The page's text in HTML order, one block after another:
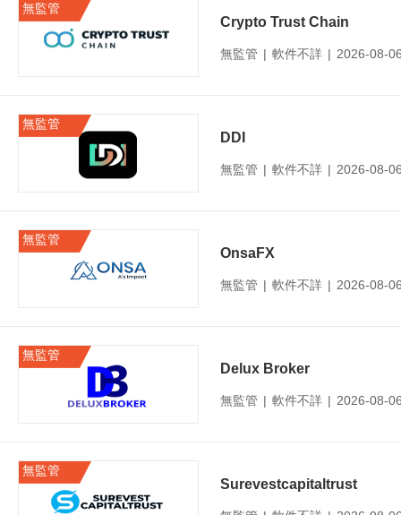
無監管
Crypto Trust Chain
無監管 | 軟件不詳 | 2026-08-
無監管
DDI
無監管 | 軟件不詳 | 2026-08-
無監管
OnsaFX
無監管 | 軟件不詳 | 2026-08-
無監管
Delux Broker
無監管 | 軟件不詳 | 2026-08-
無監管
Surevestcapitaltrust